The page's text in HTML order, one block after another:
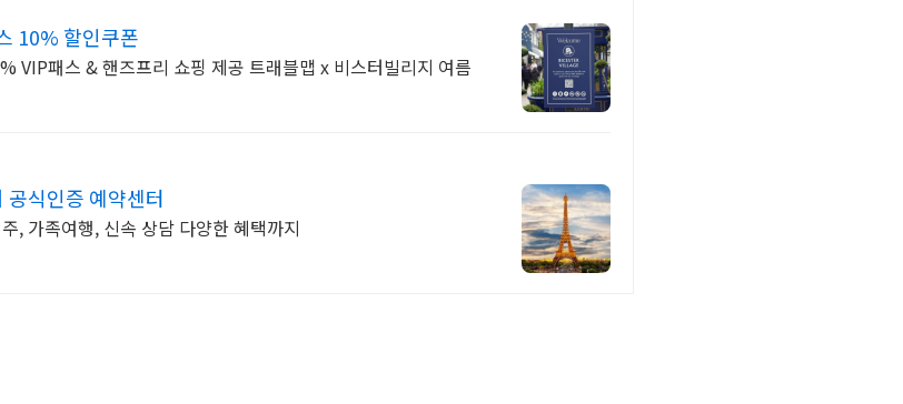
10% 할인쿠폰
VIP패스 & 핸즈프리 쇼핑 제공 트래블맵 x 비스터빌리지 여름
식인증 예약센터
, 가족여행, 신속 상담 다양한 혜택까지